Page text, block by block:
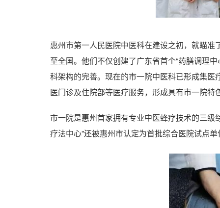
惠州市第一人民医院中医科在建设之初，就瞄
至全国。他们不仅创建了广东省首个“药膳调理
科架构的完善。现在的市一院中医科已形成集
医门诊及住院部等医疗服务，形成具有市一院特
市一院是惠州首家拥有专业中医蜂疗技术的三
疗法中心”还被惠州市认定为首批综合医院试点